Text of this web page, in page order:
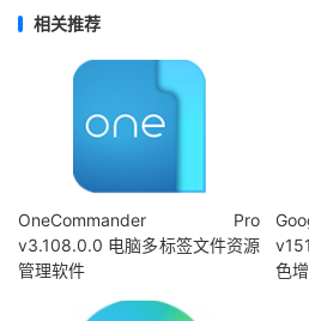
相关推荐
OneCommander Pro
v3.108.0.0 电脑多标签文件资源
管理软件
色